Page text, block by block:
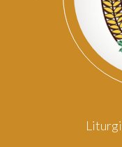
osoba